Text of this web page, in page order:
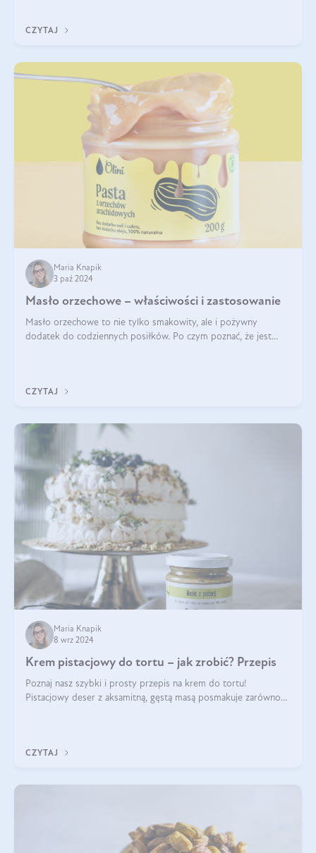
CZYTAJ
Maria Knapik
3 paź 2024
Masło orzechowe – właściwości i zastosowanie
Masło orzechowe to nie tylko smakowity, ale i pożywny
dodatek do codziennych posiłków. Po czym poznać, że jest
CZYTAJ
Maria Knapik
8 wrz 2024
Krem pistacjowy do tortu – jak zrobić? Przepis
Poznaj nasz szybki i prosty przepis na krem do tortu!
Pistacjowy deser z aksamitną, gęstą masą posmakuje zarówno
CZYTAJ